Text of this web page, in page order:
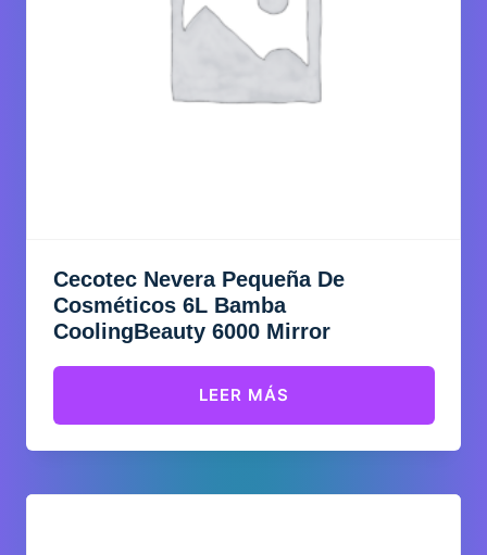
Cecotec Nevera Pequeña De
Cosméticos 6L Bamba
CoolingBeauty 6000 Mirror
LEER MÁS